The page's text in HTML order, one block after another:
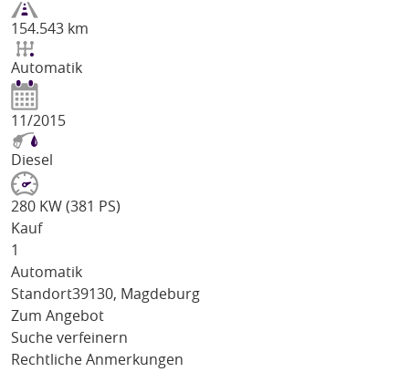
154.543 km
Automatik
11/2015
Diesel
280 KW (381 PS)
Kauf
1
Automatik
Standort39130, Magdeburg
Zum Angebot
Suche verfeinern
Rechtliche Anmerkungen